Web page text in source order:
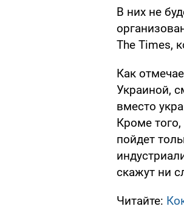
В них не
The Times,
Как
Украиной,
вместо
Кроме
пойдет
скажут ни
Читайте: